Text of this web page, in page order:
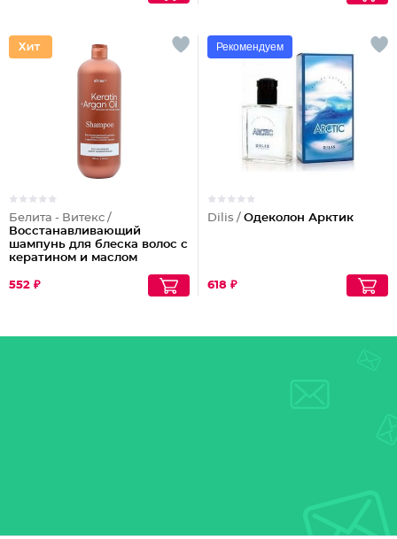
Белита - Витекс /
Восстанавливающий
шампунь для блеска волос с
кератином и маслом
552 ₽
Рекомендуем
Dilis / Одеколон Арктик
618 ₽